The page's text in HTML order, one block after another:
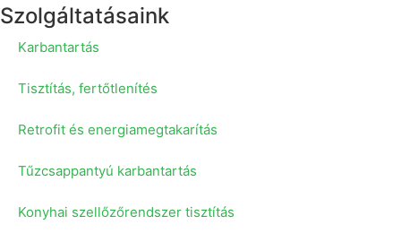
Szolgáltatásaink
Karbantartás
Tisztítás, fertőtlenítés
Retrofit és energiamegtakarítás
Tűzcsappantyú karbantartás
Konyhai szellőzőrendszer tisztítás